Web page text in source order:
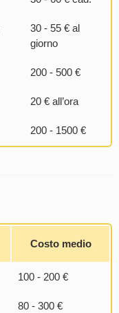
30 - 55 € al
giorno
200 - 500 €
20 € all’ora
200 - 1500 €
Costo medio
100 - 200 €
80 - 300 €